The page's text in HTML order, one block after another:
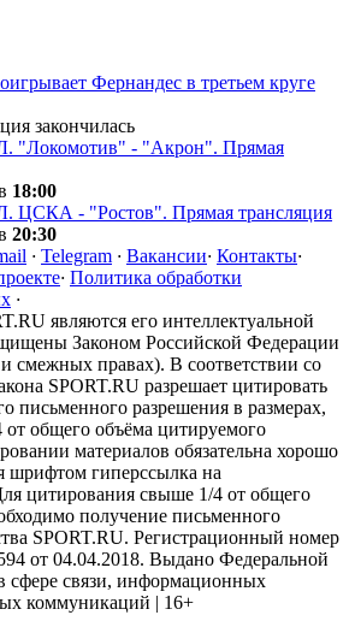
Фернандес в третьем круге
закончилась
"Локомотив" - "Акрон". Прямая
18:00
ЦСКА - "Ростов". Прямая трансляция
20:30
· Telegram · Вакансии· Контакты·
· Политика обработки
·
являются его интеллектуальной
Законом Российской Федерации
смежных правах). В соответствии со
SPORT.RU разрешает цитировать
письменного разрешения в размерах,
общего объёма цитируемого
материалов обязательна хорошо
шрифтом гиперссылка на
цитирования свыше 1/4 от общего
получение письменного
SPORT.RU. Регистрационный номер
от 04.04.2018. Выдано Федеральной
сфере связи, информационных
коммуникаций | 16+